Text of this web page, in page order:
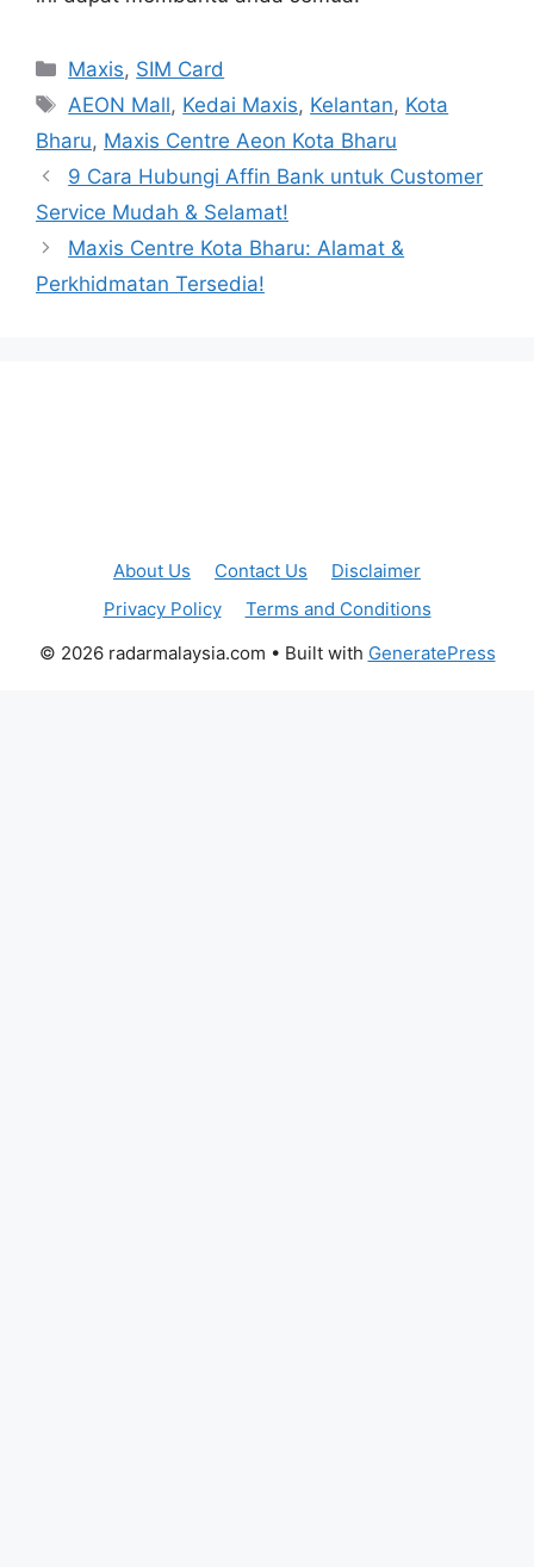
Categories
Maxis, SIM Card
Tags
AEON Mall, Kedai Maxis, Kelantan, Kota
Bharu, Maxis Centre Aeon Kota Bharu
9 Cara Hubungi Affin Bank untuk Customer
Service Mudah & Selamat!
Maxis Centre Kota Bharu: Alamat &
Perkhidmatan Tersedia!
About Us Contact Us
Disclaimer
Privacy Policy
Terms and Conditions
© 2026 radarmalaysia.com • Built with GeneratePress